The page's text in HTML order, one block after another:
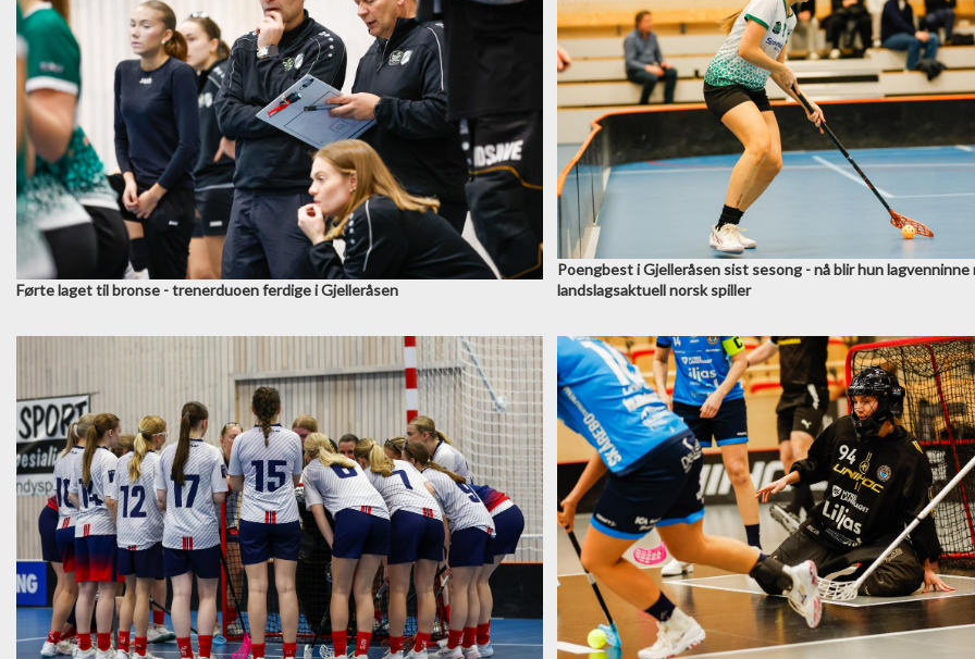
Førte laget til bronse - trenerduoen ferdige i Gjelleråsen
Poengbest i Gjelleråsen sist sesong - nå blir hun lagvenninne
landslagsaktuell norsk spiller